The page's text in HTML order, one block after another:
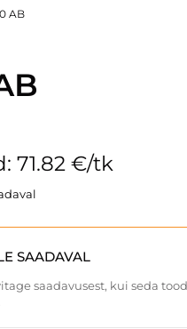
AB
71.82 €/tk
SAADAVAL
saadavusest, kui seda